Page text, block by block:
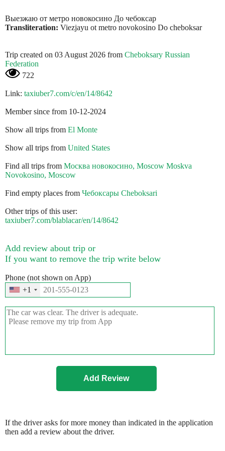
Выезжаю от метро новокосино До чебоксар
Transliteration: Viezjayu ot metro novokosino Do cheboksar
Trip created on 03 August 2026 from Cheboksary Russian
Federation
722
Link: taxiuber7.com/c/en/14/8642
Member since from 10-12-2024
Show all trips from El Monte
Show all trips from United States
Find all trips from Москва новокосино, Moscow Moskva
Novokosino, Moscow
Find empty places from Чебоксары Cheboksari
Other trips of this user:
taxiuber7.com/blablacar/en/14/8642
Add review about trip or
If you want to remove the trip write below
Phone (not shown on App)
+1
If the driver asks for more money than indicated in the application
then add a review about the driver.